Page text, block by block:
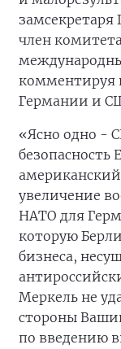
замсекретаря
член
комментируя
Германии и
«Ясно одно -
безопасность
увеличение
НАТО для
которую
бизнеса,
Меркель не
стороны
по введению